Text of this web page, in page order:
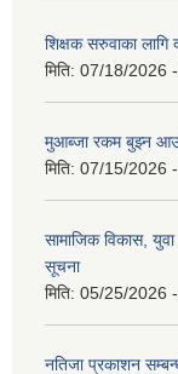
शिक्षक सरुवाका
मिति: 07/18/2026
मुआब्जा रकम बुझ्न
मिति: 07/15/2026
सामाजिक विकास,
सूचना
मिति: 05/25/2026
नतिजा प्रकाशन